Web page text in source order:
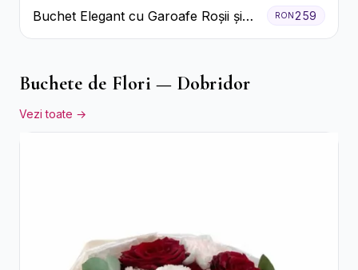
Buchet Elegant cu Garoafe Roșii și
Floarea Miresei
RON259
Buchete de Flori — Dobridor
Vezi toate →